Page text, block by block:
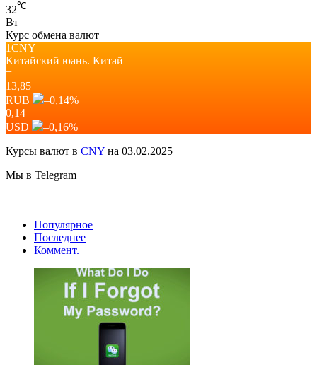
32℃
Вт
Курс обмена валют
1CNY
Китайский юань. Китай
=
13,85
RUB
–0,14%
0,14
USD
–0,16%
Курсы валют в CNY на 03.02.2025
Мы в Telegram
Популярное
Последнее
Коммент.